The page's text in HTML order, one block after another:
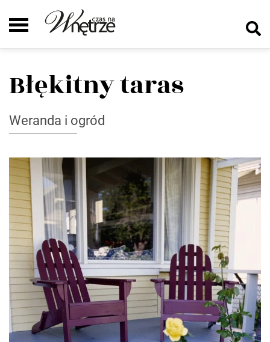
Błękitny taras
Weranda i ogród